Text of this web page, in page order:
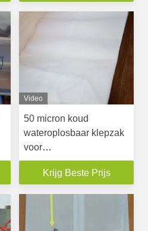
Video
50 micron koud
wateroplosbaar klepzak
voor
verpakkingspoeders
ultrafijne poeders film
Krijg Beste Prijs